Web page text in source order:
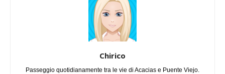
Chirico
Passeggio quotidianamente tra le vie di Acacias e Puente Viejo.